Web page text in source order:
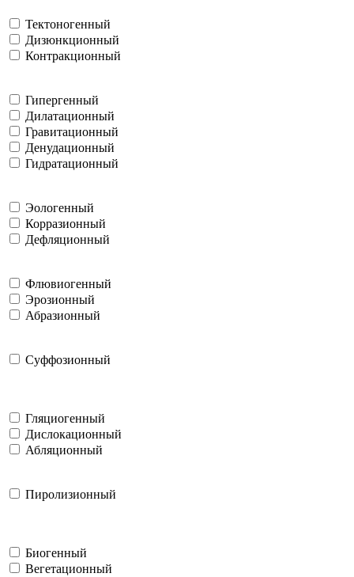
Тектоногенный
Дизюнкционный
Контракционный
Гипергенный
Дилатационный
Гравитационный
Денудационный
Гидратационный
Эологенный
Корразионный
Дефляционный
Флювиогенный
Эрозионный
Абразионный
Суффозионный
Гляциогенный
Дислокационный
Абляционный
Пиролизионный
Биогенный
Вегетационный